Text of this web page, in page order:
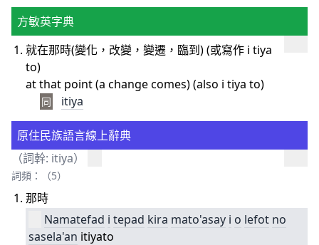
方敏英字典
就在那時(變化，改變，變遷，臨到) (或寫作 i tiya
to)
at that point (a change comes) (also i tiya to)
同 itiya
原住民族語言線上辭典
（詞幹: itiya）
詞頻：（5）
那時
Namatefad i tepad kira mato'asay i o lefot no
sasela'an itiyato